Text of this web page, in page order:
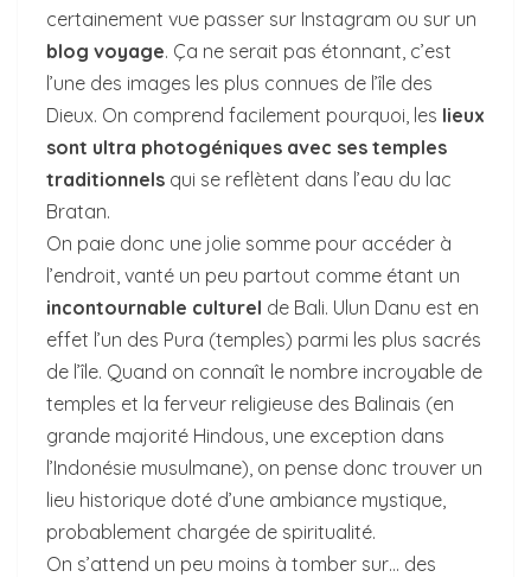
certainement vue passer sur Instagram ou sur un
blog voyage. Ça ne serait pas étonnant, c’est
l’une des images les plus connues de l’île des
Dieux. On comprend facilement pourquoi, les lieux
sont ultra photogéniques avec ses temples
traditionnels qui se reflètent dans l’eau du lac
Bratan.
On paie donc une jolie somme pour accéder à
l’endroit, vanté un peu partout comme étant un
incontournable culturel de Bali. Ulun Danu est en
effet l’un des Pura (temples) parmi les plus sacrés
de l’île. Quand on connaît le nombre incroyable de
temples et la ferveur religieuse des Balinais (en
grande majorité Hindous, une exception dans
l’Indonésie musulmane), on pense donc trouver un
lieu historique doté d’une ambiance mystique,
probablement chargée de spiritualité.
On s’attend un peu moins à tomber sur… des